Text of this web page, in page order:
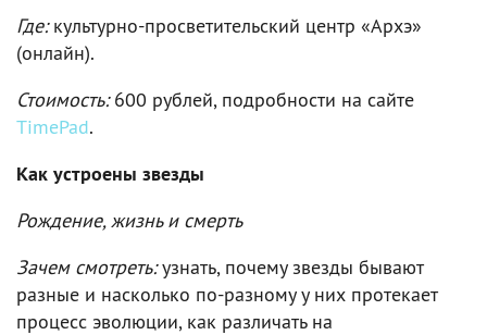
Где:культурно-просветительский центр «Архэ»
(онлайн).
Стоимость:600 рублей, подробности на сайте
TimePad.
Как устроены звезды
Рождение, жизнь и смерть
Зачем смотреть:узнать, почему звезды бывают
разные и насколько по-разному у них протекает
процесс эволюции, как различать на